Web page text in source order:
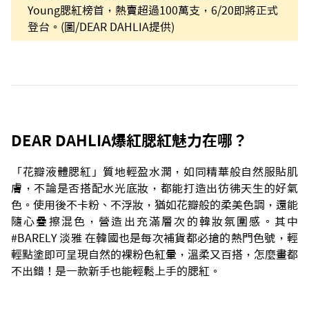
Young腮紅榜首，熱賣超過100萬支，6/20即將正式
登台。(圖/DEAR DAHLIA提供)
DEAR DAHLIA爆紅腮紅魅力在哪？
「花瓣液體腮紅」質地輕盈水潤，如同精華般自然服貼肌
膚，不論是否搭配水光底妝，都能打造出彷彿天生的好氣
色。使用後不卡粉、不浮妝，猶如花瓣般的柔美色調，還能
隨心疊擦混色，營造出充滿層次的韓妝氛圍感。其中
#BARELY 淡雅 在韓國也是每次補貨都必搶的熱門色號，輕
輕點塗即可呈現自然的裸粉色紅暈，溫柔又百搭，怎麼畫都
不出錯！是一款新手也能輕鬆上手的腮紅。